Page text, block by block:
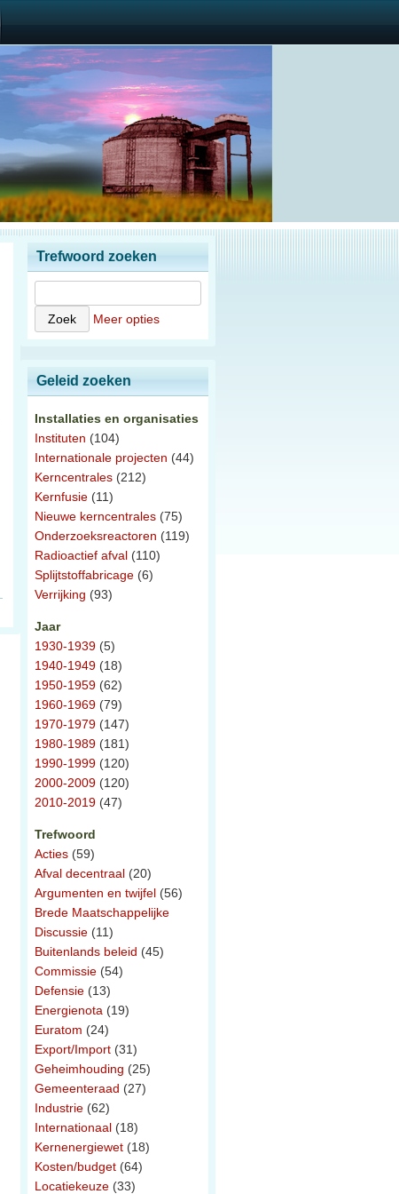
Trefwoord zoeken
Meer opties
Geleid zoeken
Installaties en organisaties
Instituten (104)
Internationale projecten (44)
Kerncentrales (212)
Kernfusie (11)
Nieuwe kerncentrales (75)
Onderzoeksreactoren (119)
Radioactief afval (110)
Splijtstoffabricage (6)
Verrijking (93)
Jaar
1930-1939 (5)
1940-1949 (18)
1950-1959 (62)
1960-1969 (79)
1970-1979 (147)
1980-1989 (181)
1990-1999 (120)
2000-2009 (120)
2010-2019 (47)
Trefwoord
Acties (59)
Afval decentraal (20)
Argumenten en twijfel (56)
Brede Maatschappelijke
Discussie (11)
Buitenlands beleid (45)
Commissie (54)
Defensie (13)
Energienota (19)
Euratom (24)
Export/Import (31)
Geheimhouding (25)
Gemeenteraad (27)
Industrie (62)
Internationaal (18)
Kernenergiewet (18)
Kosten/budget (64)
Locatiekeuze (33)